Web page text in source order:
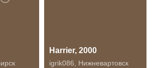
Harrier, 2000
igrik086
Нижневартовск